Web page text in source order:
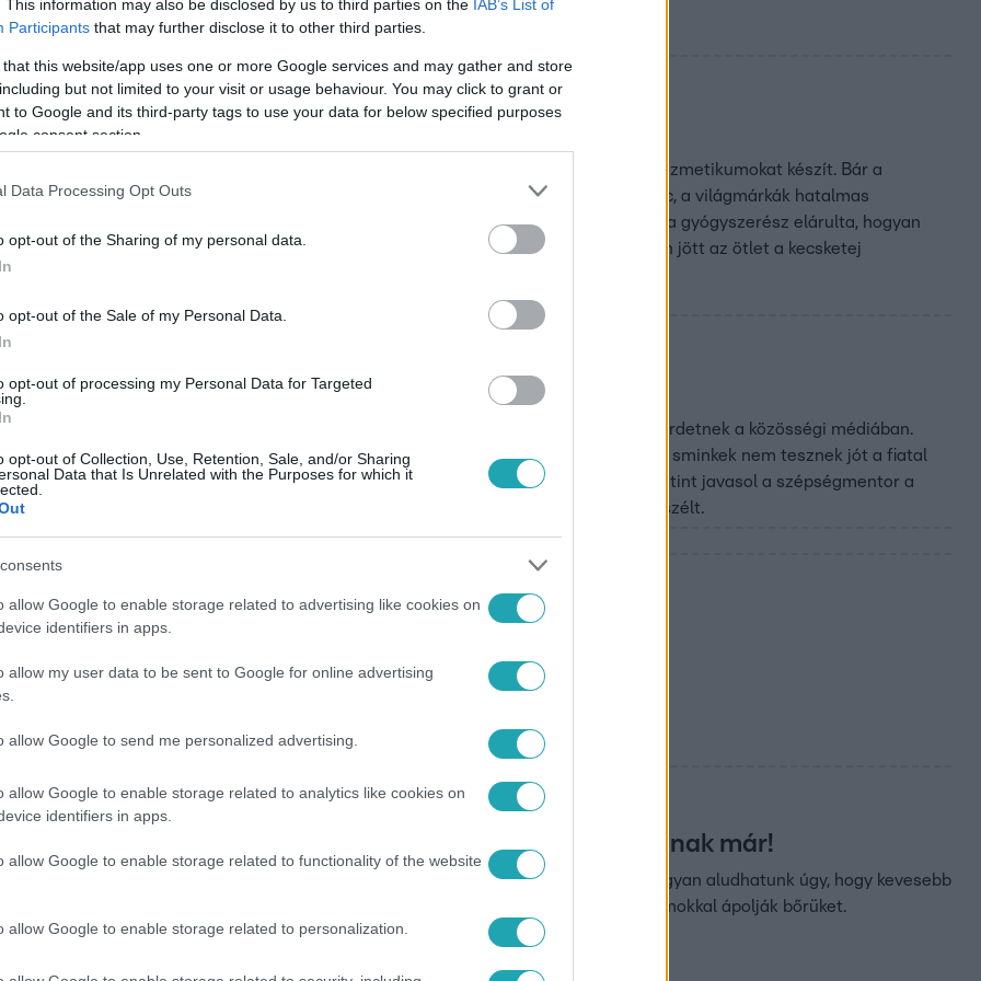
This information may also be disclosed by us to third parties on the IAB’s List of
Participants that may further disclose it to other third parties.
that this website/app uses one or more Google services and may gather and store
but not limited to your visit or usage behaviour. You may click to grant or
to Google and its third-party tags to use your data for below specified purposes
consent section.
Data Processing Opt Outs
opt-out of the Sharing of my personal data.
opt-out of the Sale of my Personal Data.
opt-out of processing my Personal Data for Targeted
opt-out of Collection, Use, Retention, Sale, and/or Sharing
Data that Is Unrelated with the Purposes for which it
allow Google to enable storage related to advertising like cookies on
identifiers in apps.
allow my user data to be sent to Google for online advertising
allow Google to send me personalized advertising.
allow Google to enable storage related to analytics like cookies on
identifiers in apps.
allow Google to enable storage related to functionality of the website
allow Google to enable storage related to personalization.
Cápák között forgatását Polgár Ádám kecskéje, Lidérc
lépett a Cápák elé dr. Polgár Ádám gyógyszerész, aki kecsketej alapú natúrkozmetikumokat készít. Bár a
a befektetők tetszését, mindannyian egyetértettek abban, hogy ez egy nehéz piac, a világmárkák hatalmas
Végül egyikük sem fektetett be a patikatulajdonos cégébe. A Fókusznak most a gyógyszerész elárulta, hogyan
Cápák között forgatását, miért döntött úgy, hogy Lidércet is magával viszi, és honnan jött az ötlet a kecsketej
szokások öregítik a bőrt
már nagyon fiatal, 18-20 éves lányok ránctalanító krémeket használnak és hirdetnek a közösségi médiában.
szépségmentor szerint erre semmi szükség. Sőt. Sem ez, sem a tartós, pigmentált sminkek nem tesznek jót a fiatal
elvét betartva érdemes az arcápolási termékekhez fordulni. Hány lépésű rutint javasol a szépségmentor a
milyen rossz szokások öregítik a bőrünket? Szabó Doris minderről a Reggeliben beszélt.
nagyobb települést érintenek az új
uniós szabályok
kozmetikumok gyártóival fizettetnék meg a szennyező mikroműanyagok
Hogy még álmomban is figyeljek valamire, ne szivassanak már!
hanyatt? Sokféleképpen alszunk, mindenkinek a saját technikájára esküszik, de hogyan aludhatunk úgy, hogy kevesebb
A videóból kiderül. Ahogy az is, hogy Szabados Ági és Peller Anna milyen kozmetikumokkal ápolják bőrüket.